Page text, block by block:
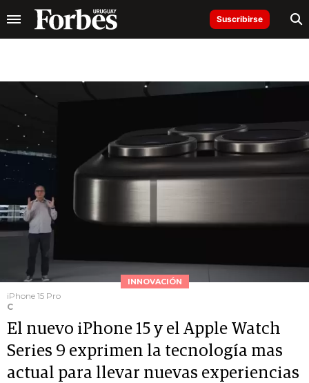
Suscribirse
INNOVACIÓN
iPhone 15 Pro
C
El nuevo iPhone 15 y el Apple Watch
Series 9 exprimen la tecnología mas
actual para llevar nuevas experiencias